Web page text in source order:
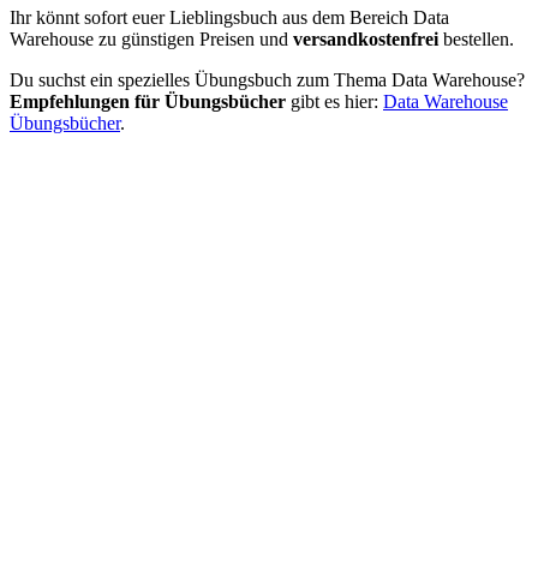
Ihr könnt sofort euer Lieblingsbuch aus dem Bereich Data
Warehouse zu günstigen Preisen und versandkostenfreibestellen.
Du suchst ein spezielles Übungsbuch zum Thema Data Warehouse?
Empfehlungen für Übungsbücher gibt es hier: Data Warehouse
Übungsbücher.